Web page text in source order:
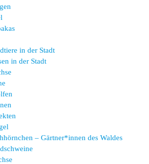
in der Stadt
in der Stadt
– Gärtner*innen des Waldes